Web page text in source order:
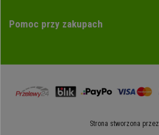
Pomoc przy zakupach
Strona stworzona przez